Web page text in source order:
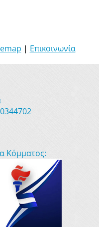
| Επικοινωνία
Κόμματος: